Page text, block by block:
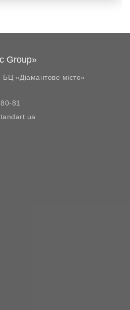
Group»
«Діамантове місто»
81